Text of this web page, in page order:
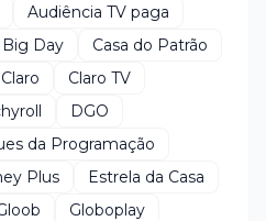
Audiência TV paga
Big Day
Casa do Patrão
Claro
Claro TV
DGO
da Programação
Plus
Estrela da Casa
Globoplay